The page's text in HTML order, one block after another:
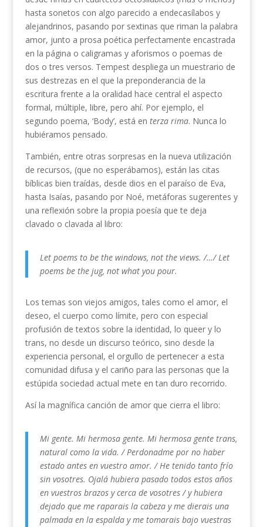
hasta sonetos con algo parecido a endecasílabos y
alejandrinos, pasando por sextinas que riman la palabra
amor, junto a prosa poética perfectamente encastrada
en la página o caligramas y aforismos o poemas de
dos o tres versos. Tempest despliega un muestrario de
sus destrezas en el que la preponderancia de la
escritura frente a la oralidad hace central el aspecto
formal, múltiple, libre, pero ahí. Por ejemplo, el
segundo poema, ‘Body’, está en terza rima. Nunca lo
hubiéramos pensado.
También, entre otras sorpresas en la nueva utilización
de recursos, (que no esperábamos), están las citas
bíblicas bien traídas, desde dios en el paraíso de Eva,
hasta Isaías, pasando por Noé, metáforas sugerentes y
una reflexión sobre la propia poesía que te deja
clavado o clavada al libro:
Let poems to be the windows, not the views. /…/ Let
poems be the jug, not what you pour.
Los temas son viejos amigos, tales como el amor, el
deseo, el cuerpo como límite, pero con especial
profusión de textos sobre la identidad, lo queer y lo
trans, no desde un discurso teórico, sino desde la
experiencia personal, el orgullo de pertenecer a esta
comunidad difusa y el cariño para las personas que la
estúpida sociedad actual mete en tan duro recorrido.
Así la magnífica canción de amor que cierra el libro:
Mi gente. Mi hermosa gente. Mi hermosa gente trans,
natural como la vida. / Perdonadme por no haber
estado antes en vuestro amor. / He tenido tanto frío
sin vosotres. Ojalá hubiera pasado todos estos años
en vuestros brazos y cerca de vosotres / y hubiera
dejado que me raparais la cabeza y me dierais una
palmada en la espalda y me tomarais bajo vuestras